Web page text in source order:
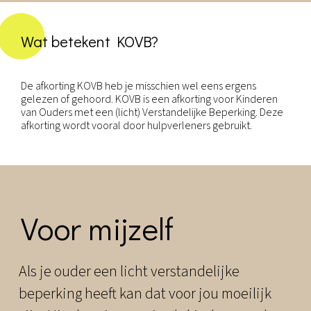
Wat betekent KOVB?
De afkorting KOVB heb je misschien wel eens ergens
gelezen of gehoord. KOVB is een afkorting voor Kinderen
van Ouders met een (licht) Verstandelijke Beperking. Deze
afkorting wordt vooral door hulpverleners gebruikt.
Voor mijzelf
Als je ouder een licht verstandelijke
beperking heeft kan dat voor jou moeilijk